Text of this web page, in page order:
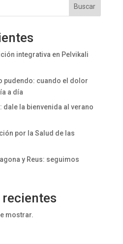
Buscar
integrativa en Pelvikali
pudendo: cuando el dolor
a día
dale la bienvenida al verano
por la Salud de las
y Reus: seguimos
mostrar.